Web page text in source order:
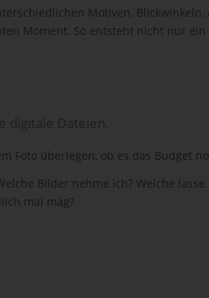
Motiven, Blickwinkeln,
Moment. So entsteht nicht nur
Foto überlegen, ob es das Budget
Bilder nehme ich? Welche
mal mag?